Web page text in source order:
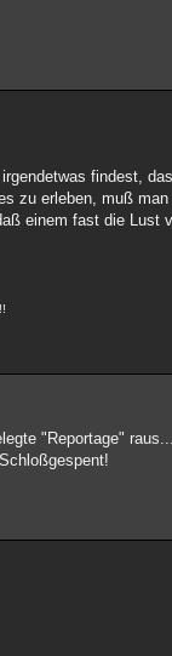
findest,
zu erleben, muß
einem fast die Lust
"Reportage"